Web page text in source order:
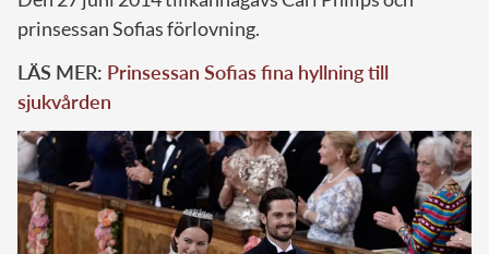
prinsessan Sofias förlovning.
LÄS MER: Prinsessan Sofias fina hyllning till
sjukvården